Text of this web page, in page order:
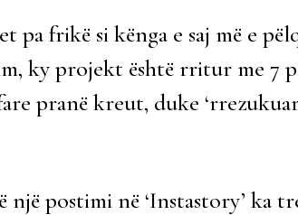
pa frikë si kënga e saj më e
ky projekt është rritur me 7
pranë kreut, duke
një postimi në ‘Instastory’ ka